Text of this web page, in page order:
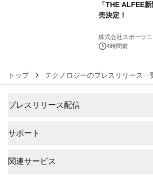
「THE ALFEE
売決定！
株式会社スポーツ
4時間前
トップ テクノロジーのプレスリリース一
プレスリリース配信
サポート
関連サービス